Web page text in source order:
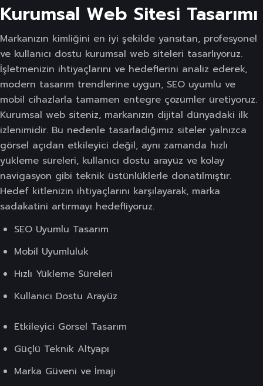
Kurumsal Web Sitesi Tasarımı
Markanızın kimliğini en iyi şekilde yansıtan, profesyonel
ve kullanıcı dostu kurumsal web siteleri tasarlıyoruz.
İşletmenizin ihtiyaçlarını ve hedeflerini analiz ederek,
modern tasarım trendlerine uygun, SEO uyumlu ve
mobil cihazlarla tamamen entegre çözümler üretiyoruz.
Kurumsal web siteniz, markanızın dijital dünyadaki ilk
izlenimidir. Bu nedenle tasarladığımız siteler yalnızca
görsel açıdan etkileyici değil, aynı zamanda hızlı
yükleme süreleri, kullanıcı dostu arayüz ve kolay
navigasyon gibi teknik üstünlüklerle donatılmıştır.
Hedef kitlenizin ihtiyaçlarını karşılayarak, marka
sadakatini artırmayı hedefliyoruz.
SEO Uyumlu Tasarım
Mobil Uyumluluk
Hızlı Yükleme Süreleri
Kullanıcı Dostu Arayüz
Etkileyici Görsel Tasarım
Güçlü Teknik Altyapı
Marka Güveni ve İmajı